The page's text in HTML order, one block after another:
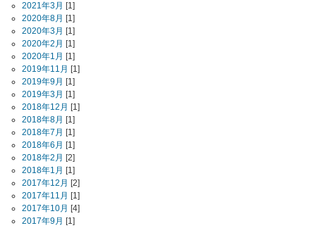
2021年3月 [1]
2020年8月 [1]
2020年3月 [1]
2020年2月 [1]
2020年1月 [1]
2019年11月 [1]
2019年9月 [1]
2019年3月 [1]
2018年12月 [1]
2018年8月 [1]
2018年7月 [1]
2018年6月 [1]
2018年2月 [2]
2018年1月 [1]
2017年12月 [2]
2017年11月 [1]
2017年10月 [4]
2017年9月 [1]